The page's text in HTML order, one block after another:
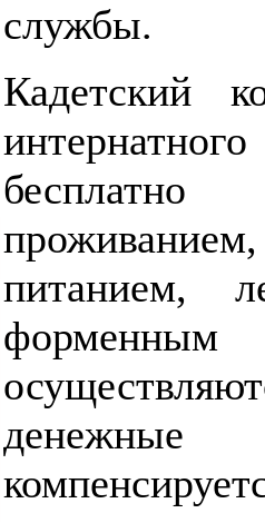
службы.
Кадетский
бесплатно
питанием,
форменным